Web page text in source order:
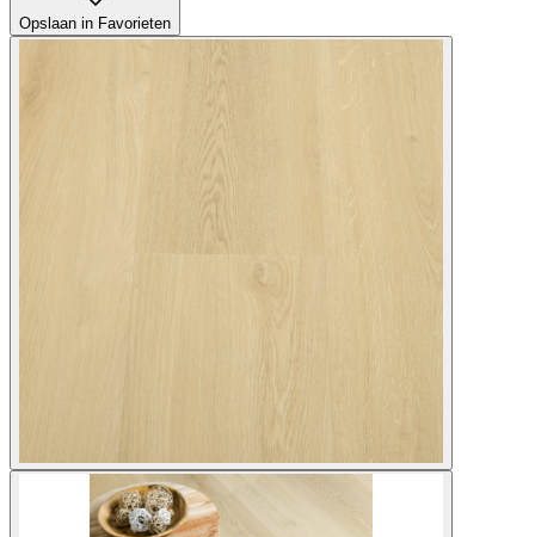
Opslaan in Favorieten